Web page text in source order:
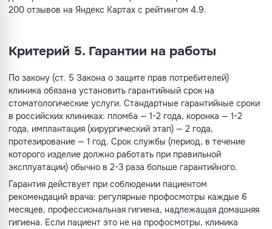
200 отзывов на Яндекс Картах с рейтингом 4.9.
Критерий 5. Гарантии на работы
По закону (ст. 5 Закона о защите прав потребителей)
клиника обязана установить гарантийный срок на
стоматологические услуги. Стандартные гарантийные сроки
в российских клиниках: пломба — 1-2 года, коронка — 1-2
года, имплантация (хирургический этап) — 2 года,
протезирование — 1 год. Срок службы (период, в течение
которого изделие должно работать при правильной
эксплуатации) обычно в 2-3 раза больше гарантийного.
Гарантия действует при соблюдении пациентом
рекомендаций врача: регулярные профосмотры каждые 6
месяцев, профессиональная гигиена, надлежащая домашняя
гигиена. Если пациент это не на профосмотры, клиника